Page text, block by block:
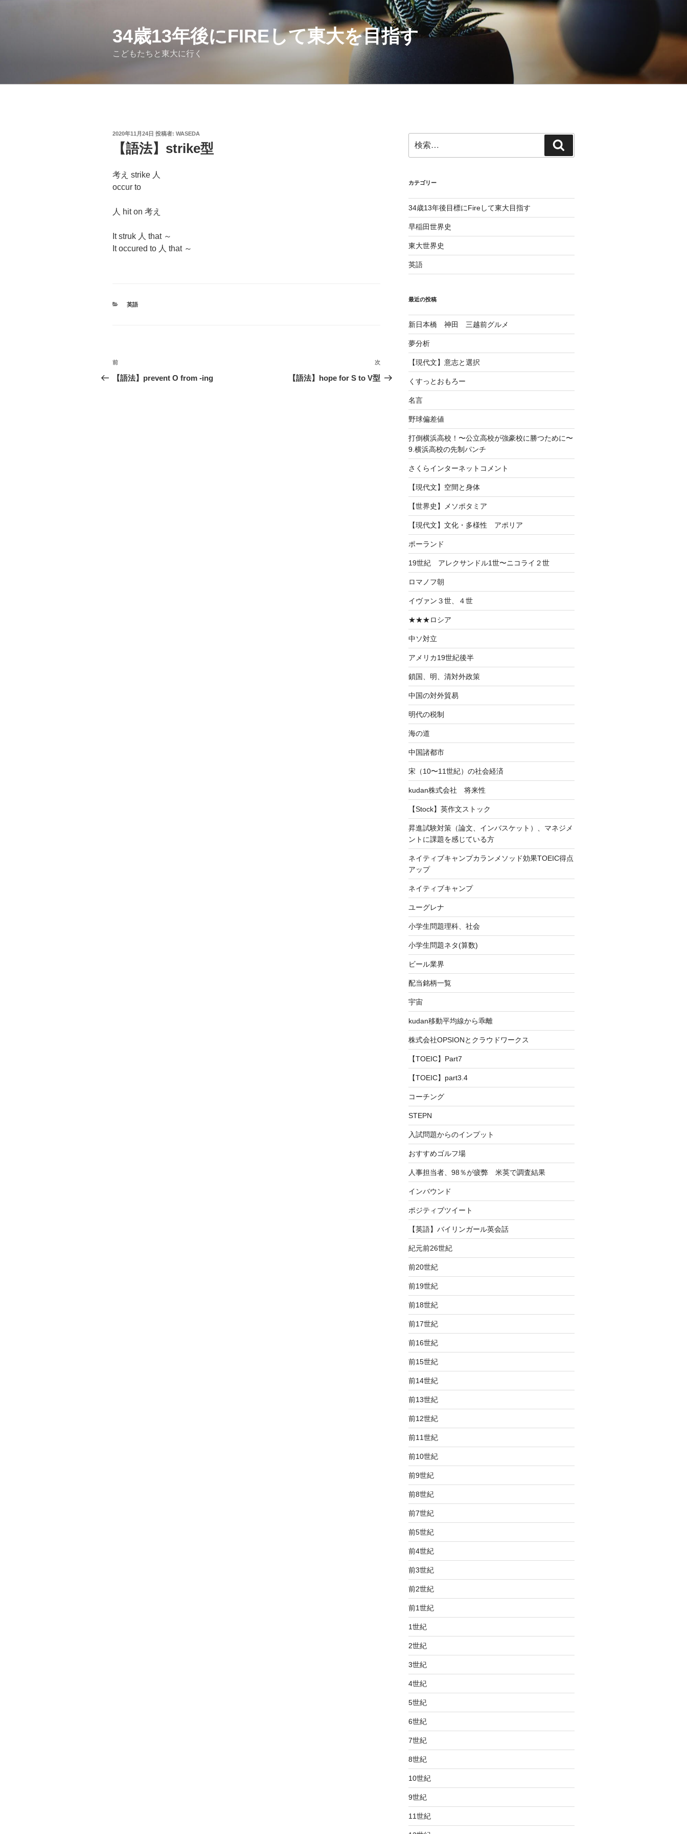
34歳13年後にFIREして東大を目指す
こどもたちと東大に行く
投
2020年11月24日 投稿者: WASEDA
【語法】strike型
考え strike 人
occur to
人 hit on 考え
It struk 人 that ～
It occured to 人 that ～
カ
英語
投
稿
前
の
前
【語法】prevent O from -ing
次
の
次
【語法】hope for S to V型
索:
索
カテゴリー
34歳13年後目標にFireして東大目指す
早稲田世界史
東大世界史
英語
最近の投稿
新日本橋 神田 三越前グルメ
夢分析
【現代文】意志と選択
くすっとおもろー
名言
野球偏差値
打倒横浜高校！〜公立高校が強豪校に勝つために〜
9.横浜高校の先制パンチ
さくらインターネットコメント
【現代文】空間と身体
【世界史】メソポタミア
【現代文】文化・多様性 アポリア
ポーランド
19世紀 アレクサンドル1世〜ニコライ２世
ロマノフ朝
イヴァン３世、４世
★★★ロシア
中ソ対立
アメリカ19世紀後半
鎖国、明、清対外政策
中国の対外貿易
明代の税制
海の道
中国諸都市
宋（10〜11世紀）の社会経済
kudan株式会社 将来性
【Stock】英作文ストック
昇進試験対策（論文、インバスケット）、マネジメ
ントに課題を感じている方
ネイティブキャンプカランメソッド効果TOEIC得点
アップ
ネイティブキャンプ
ユーグレナ
小学生問題理科、社会
小学生問題ネタ(算数)
ビール業界
配当銘柄一覧
宇宙
kudan移動平均線から乖離
株式会社OPSIONとクラウドワークス
【TOEIC】Part7
【TOEIC】part3.4
コーチング
STEPN
入試問題からのインプット
おすすめゴルフ場
人事担当者、98％が疲弊 米英で調査結果
インバウンド
ポジティブツイート
【英語】バイリンガール英会話
紀元前26世紀
前20世紀
前19世紀
前18世紀
前17世紀
前16世紀
前15世紀
前14世紀
前13世紀
前12世紀
前11世紀
前10世紀
前9世紀
前8世紀
前7世紀
前5世紀
前4世紀
前3世紀
前2世紀
前1世紀
1世紀
2世紀
3世紀
4世紀
5世紀
6世紀
7世紀
8世紀
10世紀
9世紀
11世紀